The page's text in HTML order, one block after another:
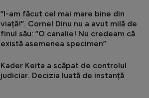
”I-am făcut cel mai mare bine din
viață!”. Cornel Dinu nu a avut milă de
finul său: ”O canalie! Nu credeam că
există asemenea specimen”
Kader Keita a scăpat de controlul
judiciar. Decizia luată de instanță